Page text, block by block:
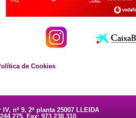
de Cookies
nº 9, 2ª planta 25007 LLEIDA
275. Fax: 973 238 310